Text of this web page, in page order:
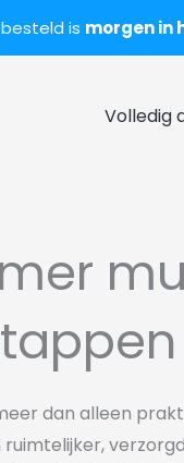
besteld is morgen in
Volledig
dan alleen
ruimtelijker,